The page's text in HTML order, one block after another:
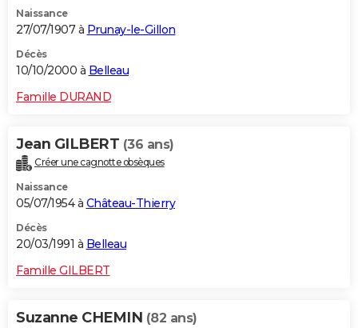
Naissance
27/07/1907 à Prunay-le-Gillon
Décès
10/10/2000 à Belleau
Famille DURAND
Jean GILBERT (36 ans)
Créer une cagnotte obsèques
Naissance
05/07/1954 à Château-Thierry
Décès
20/03/1991 à Belleau
Famille GILBERT
Suzanne CHEMIN (82 ans)